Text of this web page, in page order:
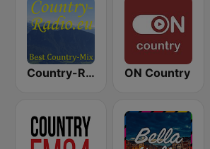
Country-Radio ON Country